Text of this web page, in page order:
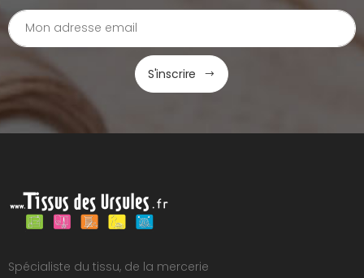
S'inscrire
Spécialiste du tissu, de la mercerie